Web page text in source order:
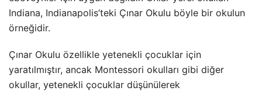
Indiana, Indianapolis’teki Çınar Okulu böyle bir okulun
örneğidir.
Çınar Okulu özellikle yetenekli çocuklar için
yaratılmıştır, ancak Montessori okulları gibi diğer
okullar, yetenekli çocuklar düşünülerek